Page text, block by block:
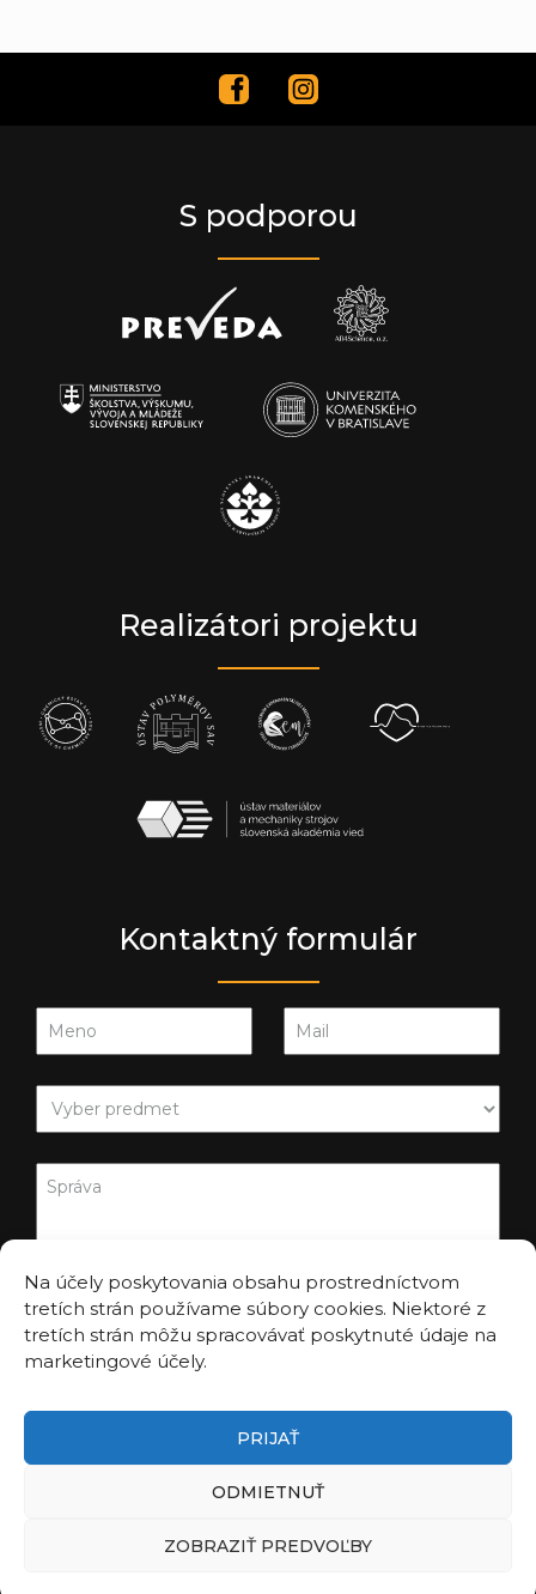
Na účely poskytovania obsahu prostredníctvom
tretích strán používame súbory cookies. Niektoré z
tretích strán môžu spracovávať poskytnuté údaje na
marketingové účely.
PRIJAŤ
ODMIETNUŤ
ZOBRAZIŤ PREDVOĽBY
S podporou
Realizátori projektu
Kontaktný formulár
©2026Kreatívna veda